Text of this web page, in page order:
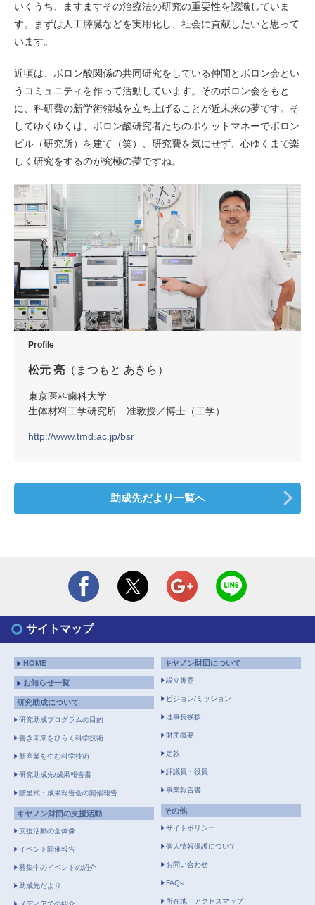
いくうち、ますますその治療法の研究の重要性を認識していま
す。まずは人工膵臓などを実用化し、社会に貢献したいと思って
います。
近頃は、ボロン酸関係の共同研究をしている仲間とボロン会とい
うコミュニティを作って活動しています。そのボロン会をもと
に、科研費の新学術領域を立ち上げることが近未来の夢です。そ
してゆくゆくは、ボロン酸研究者たちのポケットマネーでボロン
ビル（研究所）を建て（笑）、研究費を気にせず、心ゆくまで楽
しく研究をするのが究極の夢ですね。
Profile
松元 亮 （まつもと あきら）
東京医科歯科大学
生体材料工学研究所 准教授／博士（工学）
http://www.tmd.ac.jp/bsr
助成先だより一覧へ
サイトマップ
HOME
お知らせ一覧
研究助成について
研究助成プログラムの目的
善き未来をひらく科学技術
新産業を生む科学技術
研究助成先/成果報告書
贈呈式・成果報告会の開催報告
キヤノン財団の支援活動
支援活動の全体像
イベント開催報告
募集中のイベントの紹介
助成先だより
キヤノン財団について
設立趣意
ビジョン/ミッション
理事長挨拶
財団概要
定款
評議員・役員
事業報告書
その他
サイトポリシー
個人情報保護について
お問い合わせ
FAQs
所在地・アクセスマップ